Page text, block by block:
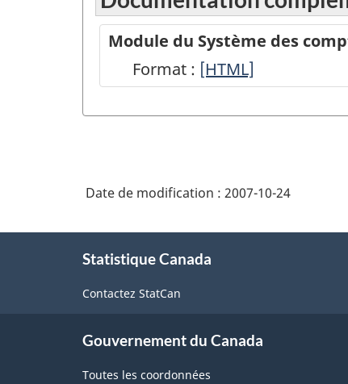
Module du Système des
Format : Module
Système
économiques
nationaux
sur
web
[HTML]
Date de modification : 2007-10-24
Statistique Canada
Contactez StatCan
Gouvernement du Canada
Toutes les coordonnées